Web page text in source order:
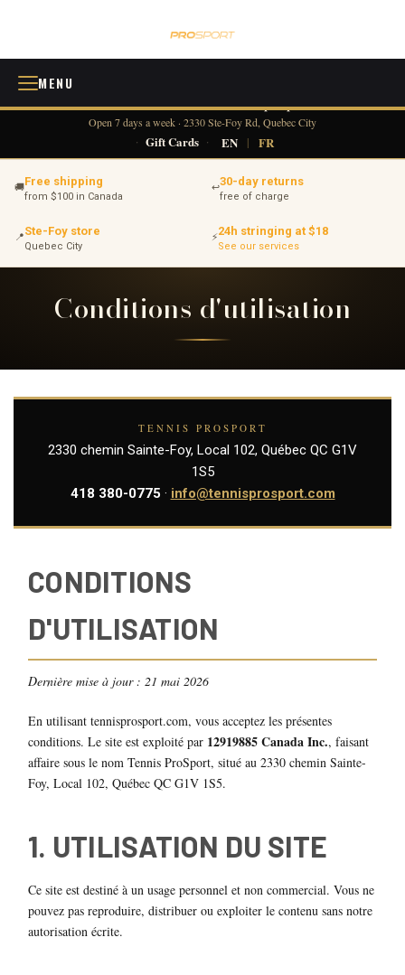
MENU
☎ 418 380-0775 ✉ info@tennisprosport.com
Open 7 days a week · 2330 Ste-Foy Rd, Quebec City
· Gift Cards · EN | FR
🚚Free shipping
from $100 in Canada
↩30-day returns
free of charge
📍Ste-Foy store
Quebec City
⚡24h stringing at $18
See our services
Conditions d'utilisation
TENNIS PROSPORT
2330 chemin Sainte-Foy, Local 102, Québec QC G1V
1S5
418 380-0775 · info@tennisprosport.com
CONDITIONS
D'UTILISATION
Dernière mise à jour : 21 mai 2026
En utilisant tennisprosport.com, vous acceptez les présentes
conditions. Le site est exploité par 12919885 Canada Inc., faisant
affaire sous le nom Tennis ProSport, situé au 2330 chemin Sainte-
Foy, Local 102, Québec QC G1V 1S5.
1. UTILISATION DU SITE
Ce site est destiné à un usage personnel et non commercial. Vous ne
pouvez pas reproduire, distribuer ou exploiter le contenu sans notre
autorisation écrite.